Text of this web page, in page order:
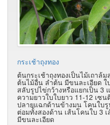
กระเช้าถุงทอง
ต้นกระเช้าถุงทองเป็นไม้เถาล้
ต้นไม้อื่น ลำต้น มีขนละเอียด ใบ
สลับรูปไข่กว้างหรือแยกเป็น 3
ความยาวใบใบยาว 11-12 เซ
ปลายแฉกด้านข้างมน โคนใบ
ต่อมทั้งสองด้าน เส้นโคนใบ 3
มีขนละเอียด